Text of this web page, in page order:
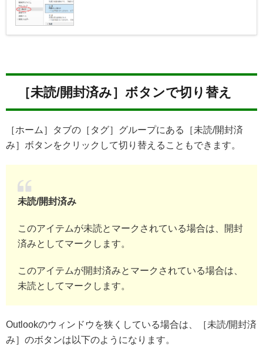
［未読/開封済み］ボタンで切り替え
［ホーム］タブの［タグ］グループにある［未読/開封済
み］ボタンをクリックして切り替えることもできます。
未読/開封済み
このアイテムが未読とマークされている場合は、開封
済みとしてマークします。
このアイテムが開封済みとマークされている場合は、
未読としてマークします。
Outlookのウィンドウを狭くしている場合は、［未読/開封済
み］のボタンは以下のようになります。